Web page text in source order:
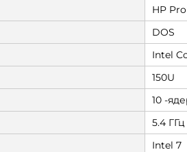
HP
DOS
Intel
150U
10 -
5.4 ГГц
Intel 7